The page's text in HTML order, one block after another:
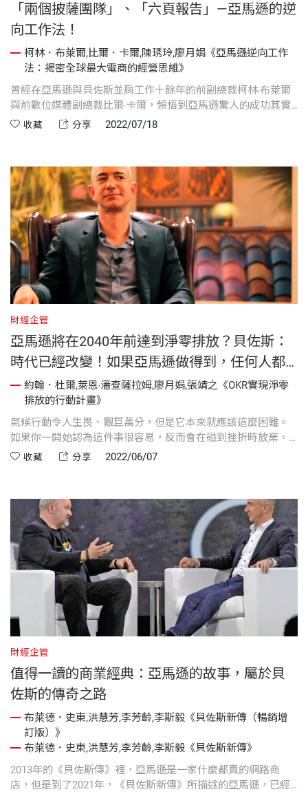
「兩個披薩團隊」、「六頁報告」—亞馬遜的逆
向工作法！
柯林．布萊爾,比爾．卡爾,陳琇玲,廖月娟《亞馬遜逆向工作
法：揭密全球最大電商的經營思維》
曾經在亞馬遜與貝佐斯並肩工作十餘年的前副總裁柯林‧布萊爾
與前數位媒體副總裁比爾‧卡爾，領悟到亞馬遜驚人的成功其實
來自一套獨特的經營模式與創新思維，其最重要的核心就是
收藏 分享 2022/07/18
財經企管
亞馬遜將在2040年前達到淨零排放？貝佐斯：
時代已經改變！如果亞馬遜做得到，任何人都
辦得到。
約翰．杜爾,萊恩‧潘查薩拉姆,廖月娟,張靖之《OKR實現淨零
排放的行動計畫》
氣候行動令人生畏、艱巨萬分，但是它本來就應該這麼困難。
如果你一開始認為這件事很容易，反而會在碰到挫折時放棄。
但是，如果亞馬遜做得到，任何人都辦得到。我們知道，我們
收藏 分享 2022/06/07
財經企管
值得一讀的商業經典：亞馬遜的故事，屬於貝
佐斯的傳奇之路
布萊德．史東,洪慧芳,李芳齡,李斯毅《貝佐斯新傳（暢銷增
訂版）》
布萊德．史東,洪慧芳,李芳齡,李斯毅《貝佐斯新傳》
2013年的《貝佐斯傳》裡，亞馬遜是一家什麼都賣的網路商
店，但是到了2021年，《貝佐斯新傳》所描述的亞馬遜，已經